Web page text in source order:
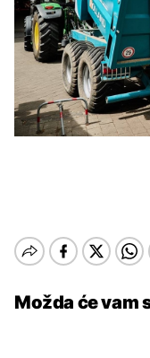
Možda će vam